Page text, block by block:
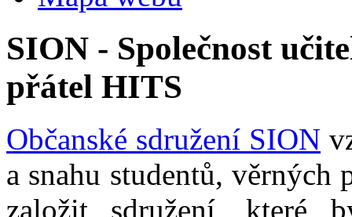
SION - Společnost
přátel HITS
Občanské sdružení SION
a snahu studentů, věrných
založit sdružení, které